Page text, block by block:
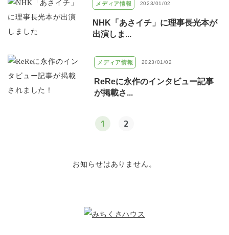
メディア情報 2023/01/02
NHK「あさイチ」に理事長光本が
出演しま...
メディア情報 2023/01/02
ReReに永作のインタビュー記事
が掲載さ...
1 2
お知らせはありません。